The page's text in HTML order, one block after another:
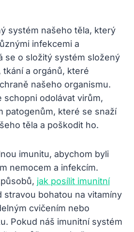
systém našeho těla, který
infekcemi a
se o složitý systém složený
a orgánů, které
našeho organismu.
schopni odolávat virům,
patogenům, které se snaží
těla a poškodit ho.
imunitu, abychom byli
nemocem a infekcím.
jak posílit imunitní
stravou bohatou na vitamíny
cvičením nebo
Pokud náš imunitní systém